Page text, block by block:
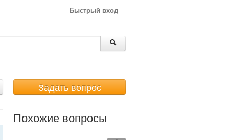
Быстрый вход
Задать вопрос
Похожие вопросы